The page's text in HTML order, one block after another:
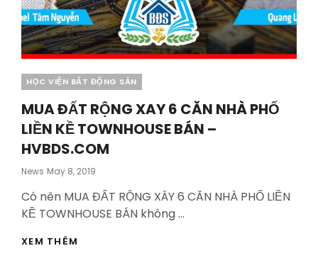
Categories
HỌC VIỆN BẤT ĐỘNG SẢN
MUA ĐẤT RỘNG XAY 6 CĂN NHÀ PHỐ
LIỀN KỀ TOWNHOUSE BÁN –
HVBDS.COM
News Posted
May 8, 2019
Có nên MUA ĐẤT RỘNG XÂY 6 CĂN NHÀ PHỐ LIỀN
KỀ TOWNHOUSE BÁN không …
XEM THÊM